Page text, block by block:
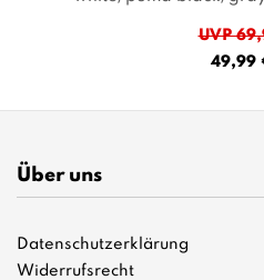
UVP
49,99
Über uns
Datenschutzerklärung
Widerrufsrecht